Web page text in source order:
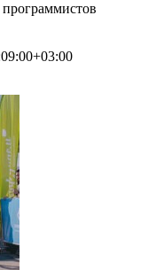
программистов